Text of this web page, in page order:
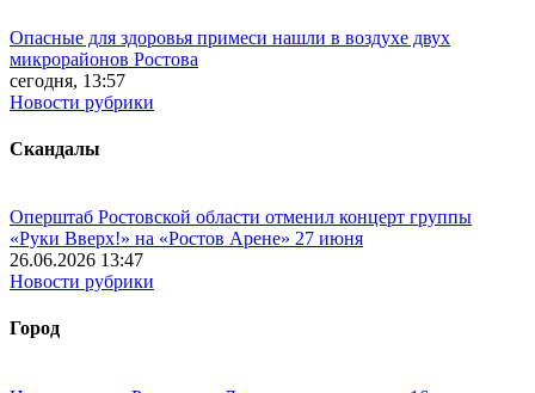
Опасные для здоровья примеси нашли в воздухе двух
микрорайонов Ростова
сегодня, 13:57
Новости рубрики
Скандалы
Оперштаб Ростовской области отменил концерт группы
«Руки Вверх!» на «Ростов Арене» 27 июня
26.06.2026 13:47
Новости рубрики
Город